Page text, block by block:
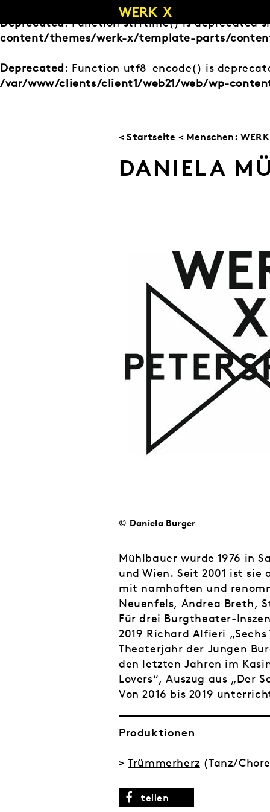
Inhalt
springen
Deprecated: Function strftime() is deprecated
content/themes/werk-x/template-parts/
Deprecated: Function utf8_encode() is
/var/www/clients/client1/web21/web/wp-
< Startseite < Menschen:
DANIELA
© Daniela Burger
Mühlbauer wurde 1976 in
und Wien. Seit 2001 ist
mit namhaften und
Neuenfels, Andrea Breth,
Für drei Burgtheater-
2019 Richard Alfieri
Theaterjahr der Jungen
den letzten Jahren im
Lovers“, Auszug aus „Der
Von 2016 bis 2019
Produktionen
>Trümmerherz(Tanz/
teilen